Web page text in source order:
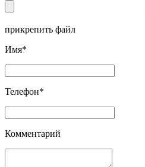
прикрепить файл
Имя*
Телефон*
Комментарий